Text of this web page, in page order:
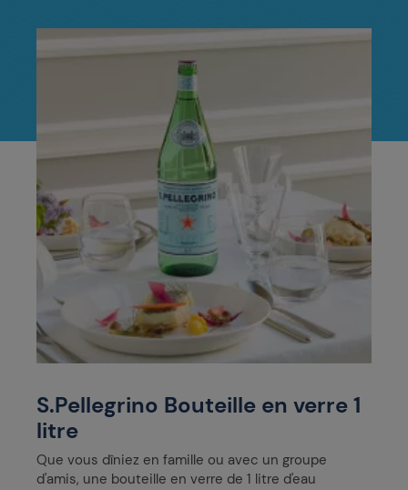
S.Pellegrino Bouteille en verre 1
litre
Que vous dîniez en famille ou avec un groupe
d'amis, une bouteille en verre de 1 litre d'eau